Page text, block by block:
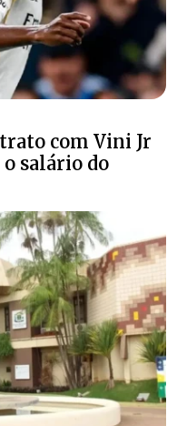
com Vini Jr
o salário do